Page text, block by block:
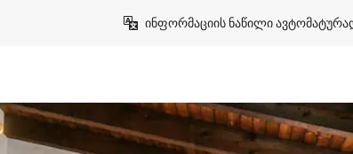
ინფორმაციის ნაწილი